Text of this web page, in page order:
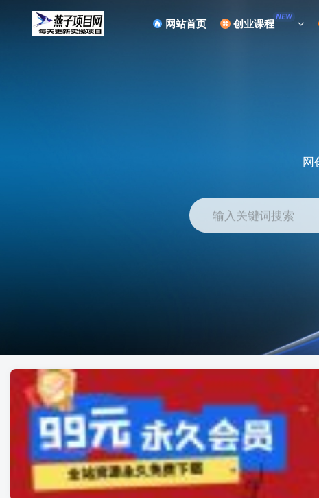
网站首页 创业课程NEW
网
输入关键词搜索